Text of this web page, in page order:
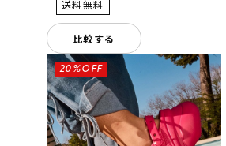
比較する
20%OFF